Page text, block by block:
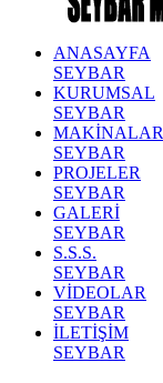
ANASAYFA
SEYBAR
KURUMSAL
SEYBAR
MAKİNALAR
SEYBAR
PROJELER
SEYBAR
GALERİ
SEYBAR
S.S.S.
SEYBAR
VİDEOLAR
SEYBAR
İLETİŞİM
SEYBAR